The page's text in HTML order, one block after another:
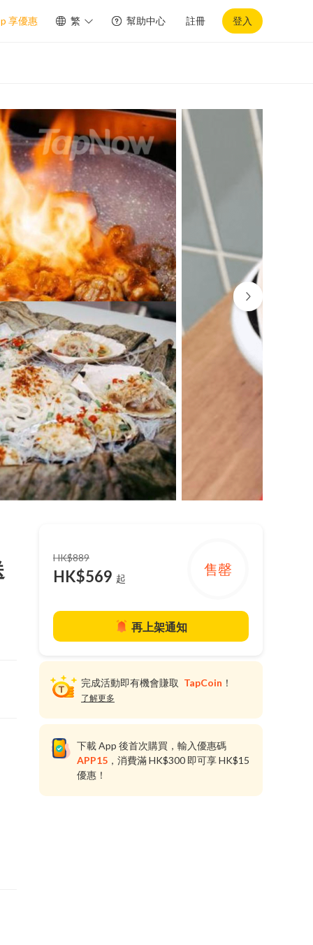
享優惠 繁 幫助中心 註冊 登入
HK$889
HK$569 起
售罄
再上架通知
完成活動即有機會賺取 TapCoin ！
了解更多
下載 App 後首次購買，輸入優惠碼
APP15 ，消費滿 HK$300 即可享 HK$15
優惠！